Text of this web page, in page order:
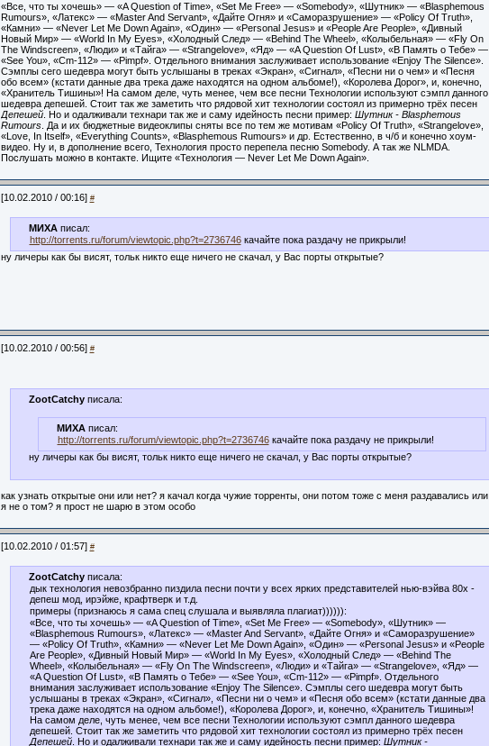
«Все, что ты хочешь» — «A Question of Time», «Set Me Free» — «Somebody», «Шутник» — «Blasphemous
Rumours», «Латекс» — «Master And Servant», «Дайте Огня» и «Саморазрушение» — «Policy Of Truth»,
«Камни» — «Never Let Me Down Again», «Один» — «Personal Jesus» и «People Are People», «Дивный
Новый Мир» — «World In My Eyes», «Холодный След» — «Behind The Wheel», «Колыбельная» — «Fly On
The Windscreen», «Люди» и «Тайга» — «Strangelove», «Яд» — «A Question Of Lust», «В Память о Тебе» —
«See You», «Cm-112» — «Pimpf». Отдельного внимания заслуживает использование «Enjoy The Silence».
Сэмплы сего шедевра могут быть услышаны в треках «Экран», «Сигнал», «Песни ни о чем» и «Песня
обо всем» (кстати данные два трека даже находятся на одном альбоме!), «Королева Дорог», и, конечно,
«Хранитель Тишины»! На самом деле, чуть менее, чем все песни Технологии используют сэмпл данного
шедевра депешей. Стоит так же заметить что рядовой хит технологии состоял из примерно трёх песен
Депешей. Но и одалживали технари так же и саму идейность песни пример: Шутник - Blasphemous
Rumours. Да и их бюджетные видеоклипы сняты все по тем же мотивам «Policy Of Truth», «Strangelove»,
«Love, In Itself», «Everything Counts», «Blasphemous Rumours» и др. Естественно, в ч/б и конечно хоум-
видео. Ну и, в дополнение всего, Технология просто перепела песню Somebody. А так же NLMDA.
Послушать можно в контакте. Ищите «Технология — Never Let Me Down Again».
[10.02.2010 / 00:16] #
МИХАписал:
http://torrents.ru/forum/viewtopic.php?t=2736746качайте пока раздачу не прикрыли!
ну личеры как бы висят, тольк никто еще ничего не скачал, у Вас порты открытые?
[10.02.2010 / 00:56] #
ZootCatchyписала:
МИХАписал:
http://torrents.ru/forum/viewtopic.php?t=2736746качайте пока раздачу не прикрыли!
ну личеры как бы висят, тольк никто еще ничего не скачал, у Вас порты открытые?
как узнать открытые они или нет? я качал когда чужие торренты, они потом тоже с меня раздавались или
я не о том? я прост не шарю в этом особо
[10.02.2010 / 01:57] #
ZootCatchyписала:
дык технология невозбранно пиздила песни почти у всех ярких представителей нью-вэйва 80х -
депеш мод, ирэйже, крафтверк и т.д.
примеры (признаюсь я сама спец слушала и выявляла плагиат)))))):
«Все, что ты хочешь» — «A Question of Time», «Set Me Free» — «Somebody», «Шутник» —
«Blasphemous Rumours», «Латекс» — «Master And Servant», «Дайте Огня» и «Саморазрушение»
— «Policy Of Truth», «Камни» — «Never Let Me Down Again», «Один» — «Personal Jesus» и «People
Are People», «Дивный Новый Мир» — «World In My Eyes», «Холодный След» — «Behind The
Wheel», «Колыбельная» — «Fly On TheWindscreen», «Люди» и «Тайга» — «Strangelove», «Яд» —
«A Question Of Lust», «В Память о Тебе» — «See You», «Cm-112» — «Pimpf». Отдельного
внимания заслуживает использование «Enjoy The Silence». Сэмплы сего шедевра могут быть
услышаны в треках «Экран», «Сигнал», «Песни ни о чем» и «Песня обо всем» (кстати данные два
трека даже находятся на одном альбоме!), «Королева Дорог», и, конечно, «Хранитель Тишины»!
На самом деле, чуть менее, чем все песни Технологии используют сэмпл данного шедевра
депешей. Стоит так же заметить что рядовой хит технологии состоял из примерно трёх песен
Депешей. Но и одалживали технари так же и саму идейность песни пример: Шутник -